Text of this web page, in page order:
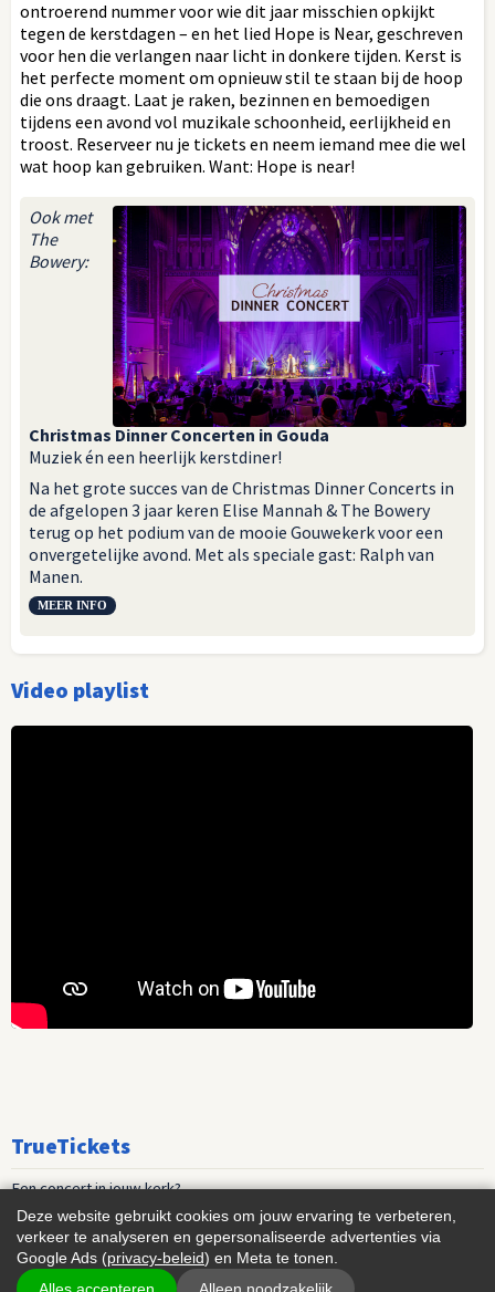
ontroerend nummer voor wie dit jaar misschien opkijkt
tegen de kerstdagen – en het lied Hope is Near, geschreven
voor hen die verlangen naar licht in donkere tijden. Kerst is
het perfecte moment om opnieuw stil te staan bij de hoop
die ons draagt. Laat je raken, bezinnen en bemoedigen
tijdens een avond vol muzikale schoonheid, eerlijkheid en
troost. Reserveer nu je tickets en neem iemand mee die wel
wat hoop kan gebruiken. Want: Hope is near!
Ook met
The
Bowery:
Christmas Dinner Concerten in Gouda
Muziek én een heerlijk kerstdiner!
Na het grote succes van de Christmas Dinner Concerts in
de afgelopen 3 jaar keren Elise Mannah & The Bowery
terug op het podium van de mooie Gouwekerk voor een
onvergetelijke avond. Met als speciale gast: Ralph van
Manen.
MEER INFO
Video playlist
TrueTickets
Een concert in jouw kerk?
Playlist nieuwe muziek
Events voor vrouwen
Deze website gebruikt cookies om jouw ervaring te verbeteren,
verkeer te analyseren en gepersonaliseerde advertenties via
Google Ads (privacy-beleid) en Meta te tonen.